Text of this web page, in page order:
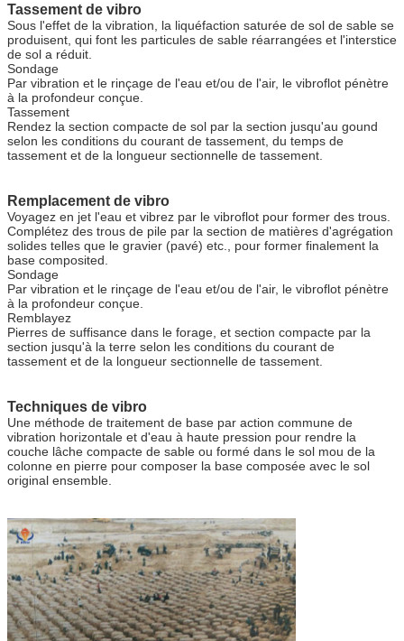
Tassement de vibro
Sous l'effet de la vibration, la liquéfaction saturée de sol de sable se
produisent, qui font les particules de sable réarrangées et l'interstice
de sol a réduit.
Sondage
Par vibration et le rinçage de l'eau et/ou de l'air, le vibroflot pénètre
à la profondeur conçue.
Tassement
Rendez la section compacte de sol par la section jusqu'au gound
selon les conditions du courant de tassement, du temps de
tassement et de la longueur sectionnelle de tassement.
Remplacement de vibro
Voyagez en jet l'eau et vibrez par le vibroflot pour former des trous.
Complétez des trous de pile par la section de matières d'agrégation
solides telles que le gravier (pavé) etc., pour former finalement la
base composited.
Sondage
Par vibration et le rinçage de l'eau et/ou de l'air, le vibroflot pénètre
à la profondeur conçue.
Remblayez
Pierres de suffisance dans le forage, et section compacte par la
section jusqu'à la terre selon les conditions du courant de
tassement et de la longueur sectionnelle de tassement.
Techniques de vibro
Une méthode de traitement de base par action commune de
vibration horizontale et d'eau à haute pression pour rendre la
couche lâche compacte de sable ou formé dans le sol mou de la
colonne en pierre pour composer la base composée avec le sol
original ensemble.